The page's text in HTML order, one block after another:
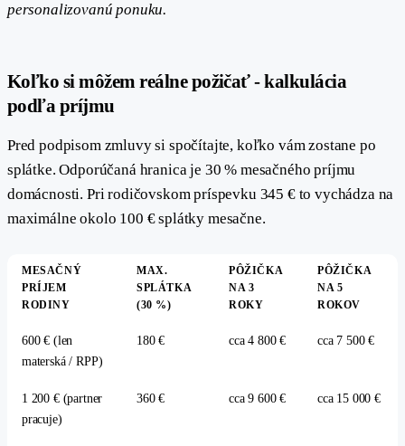
personalizovanú ponuku.
Koľko si môžem reálne požičať - kalkulácia
podľa príjmu
Pred podpisom zmluvy si spočítajte, koľko vám zostane po
splátke. Odporúčaná hranica je 30 % mesačného príjmu
domácnosti. Pri rodičovskom príspevku 345 € to vychádza na
maximálne okolo 100 € splátky mesačne.
MESAČNÝ
PRÍJEM
RODINY
MAX.
SPLÁTKA
(30 %)
PÔŽIČKA
NA 3
ROKY
PÔŽIČKA
NA 5
ROKOV
600 € (len
materská / RPP)
180 € cca 4 800 € cca 7 500 €
1 200 € (partner
pracuje)
360 € cca 9 600 € cca 15 000 €